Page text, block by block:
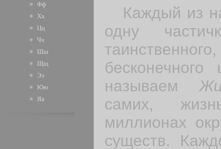
Фф
Хх
Цц
Чч
Шш
Щщ
Ээ
Юю
Яя
Каждый из
одну
называем
самих,
миллионах
существ.